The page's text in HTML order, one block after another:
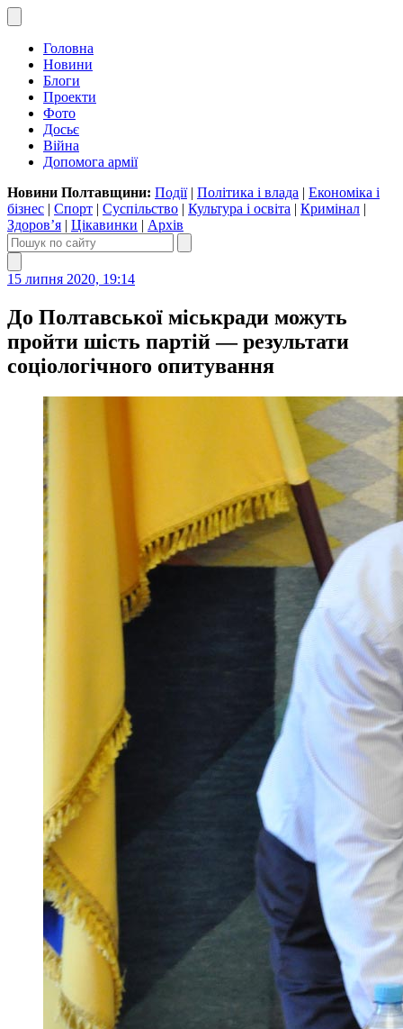
Головна
Новини
Блоги
Проекти
Фото
Досьє
Війна
Допомога армії
Новини Полтавщини: Події| Політика і влада | Економіка і
бізнес | Спорт | Суспільство | Культура і освіта | Кримінал |
Здоров’я | Цікавинки | Архів
15 липня 2020, 19:14
До Полтавської міськради можуть
пройти шість партій — результати
соціологічного опитування